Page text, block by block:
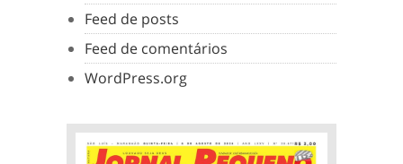
Feed de posts
Feed de comentários
WordPress.org